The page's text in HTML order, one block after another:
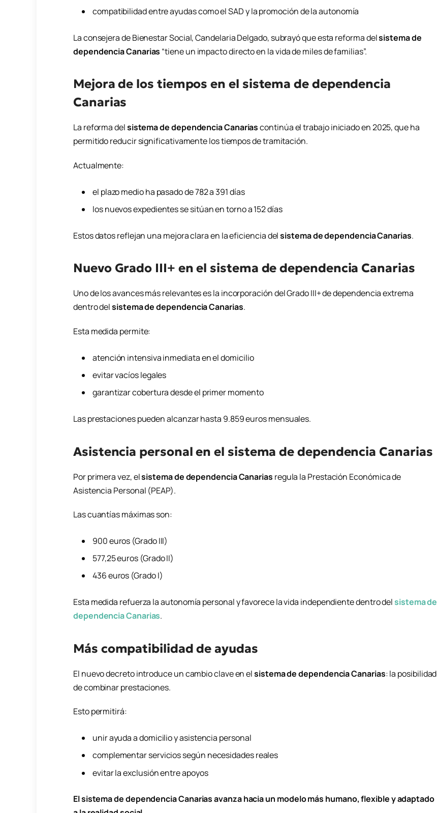
compatibilidad entre ayudas como el SAD y la promoción de la autonomía
La consejera de Bienestar Social, Candelaria Delgado, subrayó que esta reforma delsistema de
dependencia Canarias “tiene un impacto directo en la vida de miles de familias”.
Mejora de los tiempos en el sistema de dependencia
Canarias
La reforma delsistema de dependencia Canariascontinúa el trabajo iniciado en 2025, que ha
permitido reducir significativamente los tiempos de tramitación.
Actualmente:
el plazo medio ha pasado de 782 a 391 días
los nuevos expedientes se sitúan en torno a 152 días
Estos datos reflejan una mejora clara en la eficiencia delsistema de dependencia Canarias.
Nuevo Grado III+ en el sistema de dependencia Canarias
Uno de los avances más relevantes es la incorporación del Grado III+ de dependencia extrema
dentro delsistema de dependencia Canarias.
Esta medida permite:
atención intensiva inmediata en el domicilio
evitar vacíos legales
garantizar cobertura desde el primer momento
Las prestaciones pueden alcanzar hasta 9.859 euros mensuales.
Asistencia personal en el sistema de dependencia Canarias
Por primera vez, elsistema de dependencia Canarias regula la Prestación Económica de
Asistencia Personal (PEAP).
Las cuantías máximas son:
900 euros (Grado III)
577,25 euros (Grado II)
436 euros (Grado I)
Esta medida refuerza la autonomía personal y favorece la vida independiente dentro delsistema de
dependencia Canarias.
Más compatibilidad de ayudas
El nuevo decreto introduce un cambio clave en elsistema de dependencia Canarias: la posibilidad
de combinar prestaciones.
Esto permitirá:
unir ayuda a domicilio y asistencia personal
complementar servicios según necesidades reales
evitar la exclusión entre apoyos
El sistema de dependencia Canarias avanza hacia un modelo más humano, flexible y adaptado